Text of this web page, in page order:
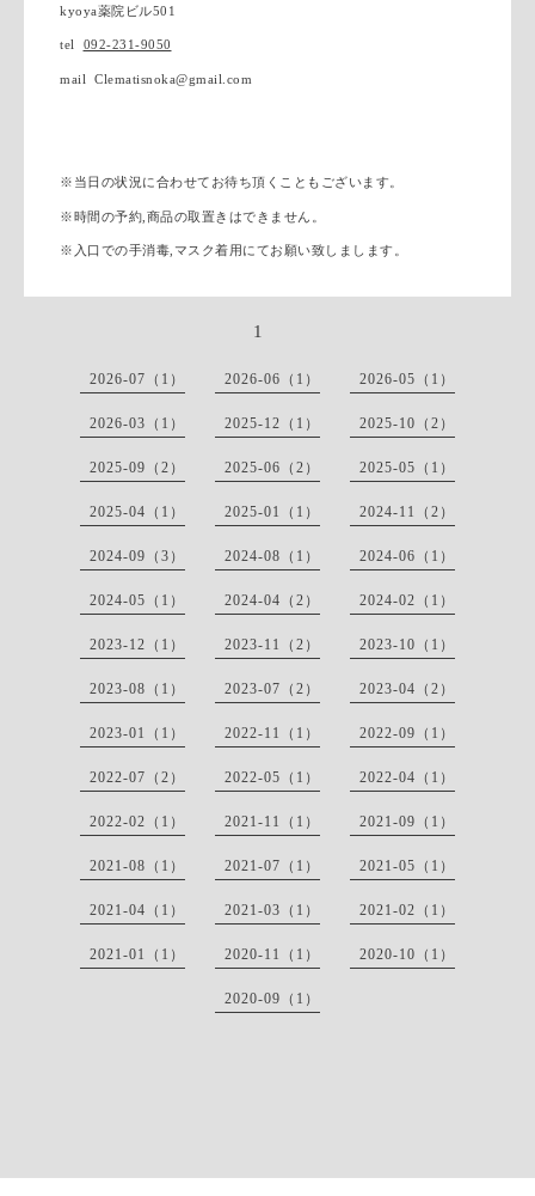
kyoya薬院ビル501
tel 092-231-9050
mail Clematisnoka@gmail.com
※ 当日の状況に合わせてお待ち頂くこともございます。
※ 時間の予約 商品の取置きはできません。
※ 入口での手消毒,マスク着用にてお願い致しまします。
1
2026-07（1） 2026-06（1） 2026-05（1）
2026-03（1） 2025-12（1） 2025-10（2）
2025-09（2） 2025-06（2） 2025-05（1）
2025-04（1） 2025-01（1） 2024-11（2）
2024-09（3） 2024-08（1） 2024-06（1）
2024-05（1） 2024-04（2） 2024-02（1）
2023-12（1） 2023-11（2） 2023-10（1）
2023-08（1） 2023-07（2） 2023-04（2）
2023-01（1） 2022-11（1） 2022-09（1）
2022-07（2） 2022-05（1） 2022-04（1）
2022-02（1） 2021-11（1） 2021-09（1）
2021-08（1） 2021-07（1） 2021-05（1）
2021-04（1） 2021-03（1） 2021-02（1）
2021-01（1） 2020-11（1） 2020-10（1）
2020-09（1）